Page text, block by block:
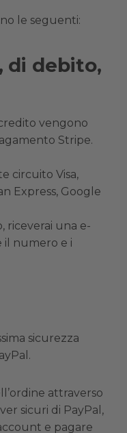
le seguenti:
di debito,
vengono
Stripe.
circuito Visa,
Express, Google
riceverai una e-
il numero e i
sicurezza
attraverso
sicuri di PayPal,
e pagare